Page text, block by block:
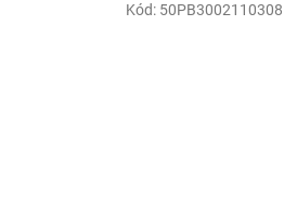
Kód: 50PB3002110308